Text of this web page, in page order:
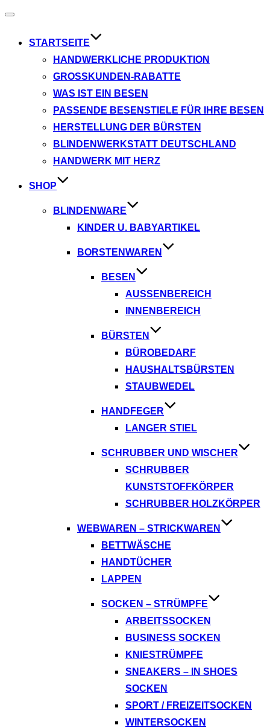
Navigation
STARTSEITE
HANDWERKLICHE PRODUKTION
GROSSKUNDEN-RABATTE
WAS IST EIN BESEN
PASSENDE BESENSTIELE FÜR IHRE BESEN
HERSTELLUNG DER BÜRSTEN
BLINDENWERKSTATT DEUTSCHLAND
HANDWERK MIT HERZ
SHOP
BLINDENWARE
KINDER U. BABYARTIKEL
BORSTENWAREN
BESEN
AUSSENBEREICH
INNENBEREICH
BÜRSTEN
BÜROBEDARF
HAUSHALTSBÜRSTEN
STAUBWEDEL
HANDFEGER
LANGER STIEL
SCHRUBBER UND WISCHER
SCHRUBBER
KUNSTSTOFFKÖRPER
SCHRUBBER HOLZKÖRPER
WEBWAREN – STRICKWAREN
BETTWÄSCHE
HANDTÜCHER
LAPPEN
SOCKEN – STRÜMPFE
ARBEITSSOCKEN
BUSINESS SOCKEN
KNIESTRÜMPFE
SNEAKERS – IN SHOES
SOCKEN
SPORT / FREIZEITSOCKEN
WINTERSOCKEN